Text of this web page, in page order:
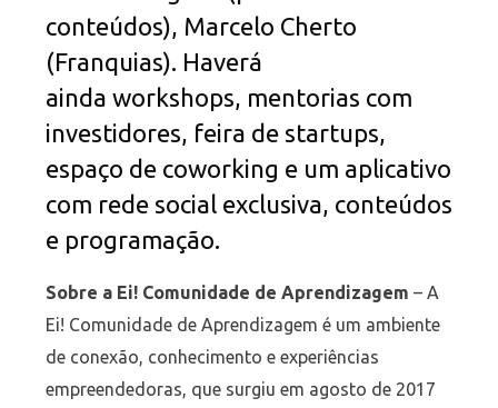
conteúdos), Marcelo Cherto
(Franquias). Haverá
ainda workshops, mentorias com
investidores, feira de startups,
espaço de coworking e um aplicativo
com rede social exclusiva, conteúdos
e programação.
Sobre a Ei! Comunidade de Aprendizagem – A
Ei! Comunidade de Aprendizagem é um ambiente
de conexão, conhecimento e experiências
empreendedoras, que surgiu em agosto de 2017